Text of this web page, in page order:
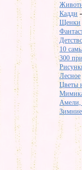
Кадди
Щенки
10
300
Лесное
Цветы
Амели,